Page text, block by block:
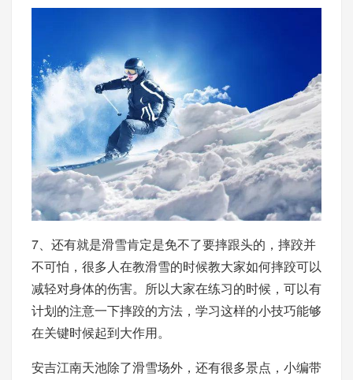
7、还有就是滑雪肯定是免不了要摔跟头的，摔跤并
不可怕，很多人在教滑雪的时候教大家如何摔跤可以
减轻对身体的伤害。所以大家在练习的时候，可以有
计划的注意一下摔跤的方法，学习这样的小技巧能够
在关键时候起到大作用。
安吉江南天池除了滑雪场外，还有很多景点，小编带